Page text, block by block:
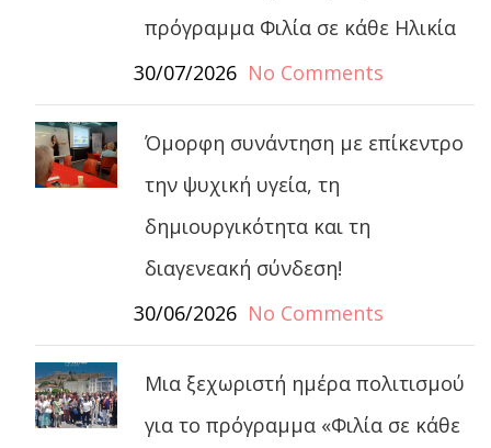
πρόγραμμα Φιλία σε κάθε Ηλικία
30/07/2026 No Comments
Όμορφη συνάντηση με επίκεντρο
την ψυχική υγεία, τη
δημιουργικότητα και τη
διαγενεακή σύνδεση!
30/06/2026 No Comments
Μια ξεχωριστή ημέρα πολιτισμού
για το πρόγραμμα «Φιλία σε κάθε